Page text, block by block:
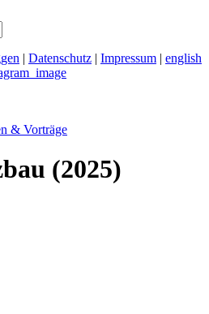
| Datenschutz | Impressum | english
& Vorträge
(2025)